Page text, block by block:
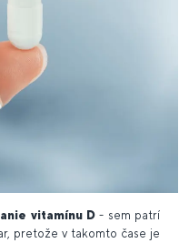
vitamínu D- sem patrí
pretože v takomto čase je